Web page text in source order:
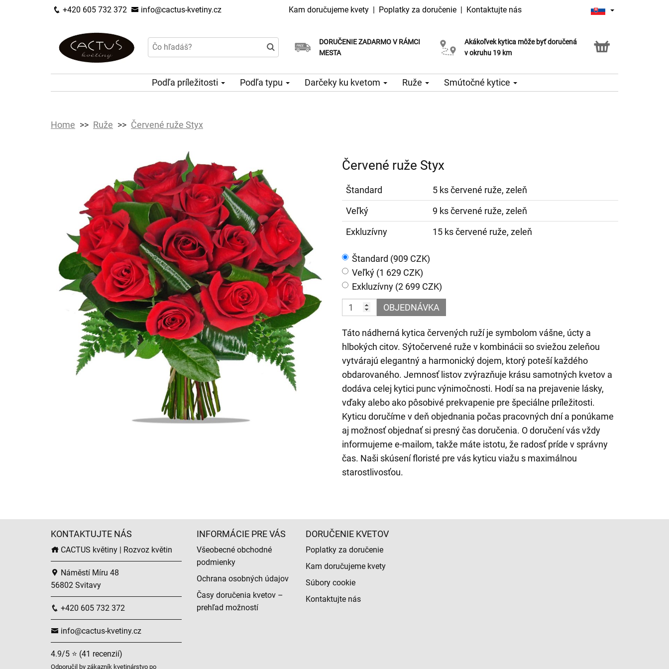
+420 605 732 372 info@cactus-kvetiny.cz Kam doručujeme kvety | Poplatky za doručenie | Kontaktujte nás
DORUČENIE ZADARMO V RÁMCI
MESTA
Akákoľvek kytica môže byť doručená
v okruhu 19 km
Služba Click & Collect
Podľa príležitosti Podľa typu Darčeky ku kvetom Ruže Smútočné kytice
Home Ruže Červené ruže Styx
Červené ruže Styx
Štandard
5 ks červené ruže, zeleň
Veľký
9 ks červené ruže, zeleň
Exkluzívny
15 ks červené ruže, zeleň
Štandard (909 CZK)
Veľký (1 629 CZK)
Exkluzívny (2 699 CZK)
OBJEDNÁVKA
Táto nádherná kytica červených ruží je symbolom vášne, úcty a
hlbokých citov. Sýtočervené ruže v kombinácii so sviežou zeleňou
vytvárajú elegantný a harmonický dojem, ktorý poteší každého
obdarovaného. Jemnosť listov zvýrazňuje krásu samotných kvetov a
dodáva celej kytici punc výnimočnosti. Hodí sa na prejavenie lásky,
vďaky alebo ako pôsobivé prekvapenie pre špeciálne príležitosti.
Kyticu doručíme v deň objednania počas pracovných dní a ponúkame
aj možnosť objednať si presný čas doručenia. O doručení vás vždy
informujeme e-mailom, takže máte istotu, že radosť príde v správny
čas. Naši skúsení floristé pre vás kyticu viažu s maximálnou
starostlivosťou.
KONTAKTUJTE NÁS
CACTUS květiny | Rozvoz květin
Náměstí Míru 48
56802 Svitavy
+420 605 732 372
info@cactus-kvetiny.cz
4.9/5 ⭐ (41 recenzií)
Odporučil by zákazník kvetinárstvo po
INFORMÁCIE PRE VÁS
Všeobecné obchodné
podmienky
Ochrana osobných údajov
Časy doručenia kvetov –
prehľad možností
DORUČENIE KVETOV
Poplatky za doručenie
Kam doručujeme kvety
Súbory cookie
Kontaktujte nás